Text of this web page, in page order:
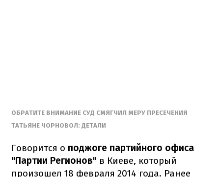
ОБРАТИТЕ ВНИМАНИЕ СУД СМЯГЧИЛ МЕРУ ПРЕСЕЧЕНИЯ
ТАТЬЯНЕ ЧОРНОВОЛ: ДЕТАЛИ
Говорится о поджоге партийного офиса
"Партии Регионов" в Киеве, который
произошел 18 февраля 2014 года. Ранее